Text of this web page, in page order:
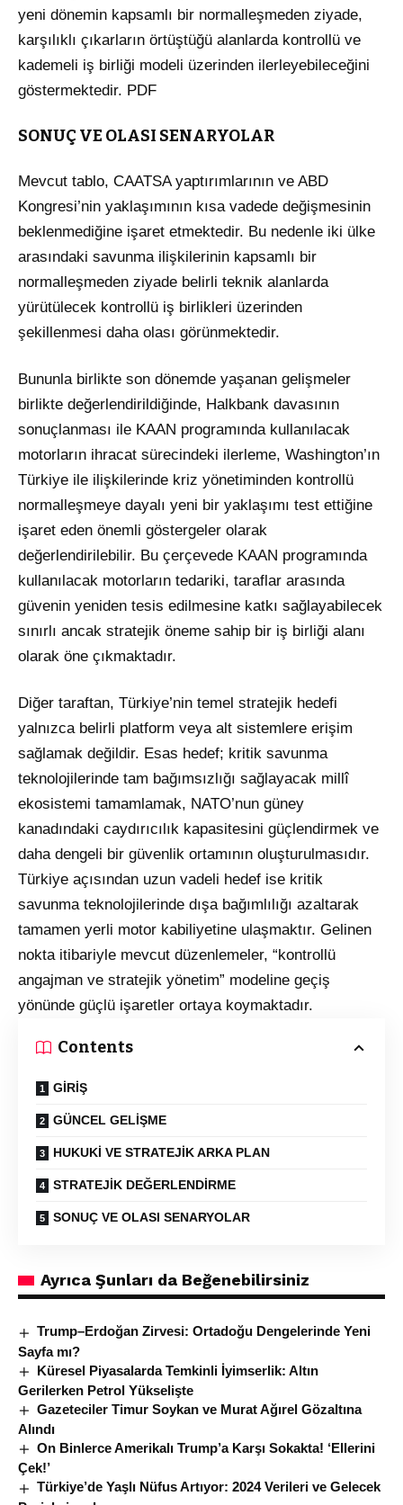
yeni dönemin kapsamlı bir normalleşmeden ziyade,
karşılıklı çıkarların örtüştüğü alanlarda kontrollü ve
kademeli iş birliği modeli üzerinden ilerleyebileceğini
göstermektedir. PDF
SONUÇ VE OLASI SENARYOLAR
Mevcut tablo, CAATSA yaptırımlarının ve ABD
Kongresi’nin yaklaşımının kısa vadede değişmesinin
beklenmediğine işaret etmektedir. Bu nedenle iki ülke
arasındaki savunma ilişkilerinin kapsamlı bir
normalleşmeden ziyade belirli teknik alanlarda
yürütülecek kontrollü iş birlikleri üzerinden
şekillenmesi daha olası görünmektedir.
Bununla birlikte son dönemde yaşanan gelişmeler
birlikte değerlendirildiğinde, Halkbank davasının
sonuçlanması ile KAAN programında kullanılacak
motorların ihracat sürecindeki ilerleme, Washington’ın
Türkiye ile ilişkilerinde kriz yönetiminden kontrollü
normalleşmeye dayalı yeni bir yaklaşımı test ettiğine
işaret eden önemli göstergeler olarak
değerlendirilebilir. Bu çerçevede KAAN programında
kullanılacak motorların tedariki, taraflar arasında
güvenin yeniden tesis edilmesine katkı sağlayabilecek
sınırlı ancak stratejik öneme sahip bir iş birliği alanı
olarak öne çıkmaktadır.
Diğer taraftan, Türkiye’nin temel stratejik hedefi
yalnızca belirli platform veya alt sistemlere erişim
sağlamak değildir. Esas hedef; kritik savunma
teknolojilerinde tam bağımsızlığı sağlayacak millî
ekosistemi tamamlamak, NATO’nun güney
kanadındaki caydırıcılık kapasitesini güçlendirmek ve
daha dengeli bir güvenlik ortamının oluşturulmasıdır.
Türkiye açısından uzun vadeli hedef ise kritik
savunma teknolojilerinde dışa bağımlılığı azaltarak
tamamen yerli motor kabiliyetine ulaşmaktır. Gelinen
nokta itibariyle mevcut düzenlemeler, “kontrollü
angajman ve stratejik yönetim” modeline geçiş
yönünde güçlü işaretler ortaya koymaktadır.
Contents
GİRİŞ
GÜNCEL GELİŞME
HUKUKİ VE STRATEJİK ARKA PLAN
STRATEJİK DEĞERLENDİRME
SONUÇ VE OLASI SENARYOLAR
Ayrıca Şunları da Beğenebilirsiniz
Trump–Erdoğan Zirvesi: Ortadoğu Dengelerinde Yeni
Sayfa mı?
Küresel Piyasalarda Temkinli İyimserlik: Altın
Gerilerken Petrol Yükselişte
Gazeteciler Timur Soykan ve Murat Ağırel Gözaltına
Alındı
On Binlerce Amerikalı Trump’a Karşı Sokakta! ‘Ellerini
Çek!’
Türkiye’de Yaşlı Nüfus Artıyor: 2024 Verileri ve Gelecek